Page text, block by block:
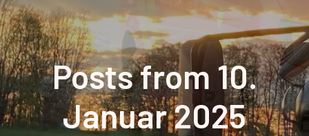
Posts from 10.
Januar 2025